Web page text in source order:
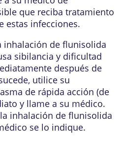
que reciba tratamiento
estas infecciones.
inhalación de flunisolida
sibilancia y dificultad
después de
utilice su
de rápida acción (de
y llame a su médico.
inhalación de flunisolida
se lo indique.